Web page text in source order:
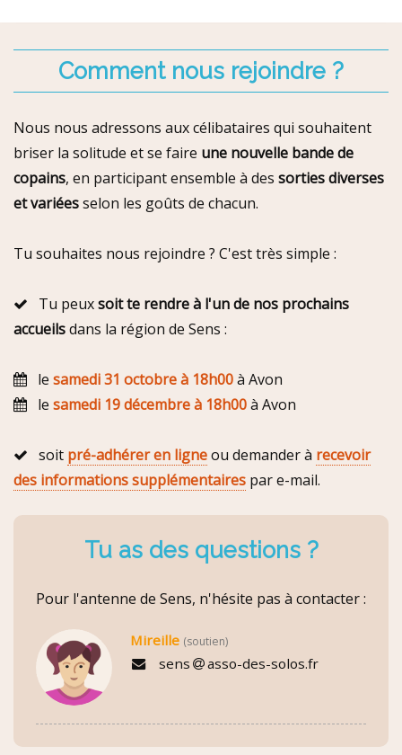
Comment nous rejoindre ?
Nous nous adressons aux célibataires qui souhaitent
briser la solitude et se faire une nouvelle bande de
copains, en participant ensemble à des sorties diverses
et variéesselon les goûts de chacun.
Tu souhaites nous rejoindre ? C'est très simple :
Tu peuxsoit te rendre à l'un de nos prochains
accueilsdans la région de Sens :
le samedi 31 octobre à 18h00à Avon
le samedi 19 décembre à 18h00à Avon
soit pré-adhérer en ligneou demander à recevoir
des informations supplémentaires par e-mail.
Tu as des questions ?
Pour l'antenne de Sens, n'hésite pas à contacter :
Mireille (soutien)
sens asso-des-solos.fr